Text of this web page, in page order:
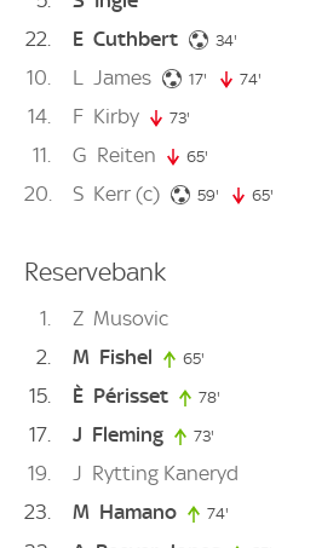
22
E Cuthbert 34'
10 L James 17' 17. minute
74'
14 F Kirby 73'
11 G Reiten 65'
20 S Kerr (c) 59' 59. minute
65'
Reservebank
1 Z Musovic
2
M Fishel 65'
15 È Périsset 78'
17 J Fleming 73'
19 J Rytting Kaneryd
23
M Hamano 74'